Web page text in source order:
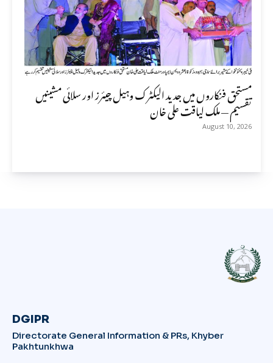
مستحق فنکاروں میں جدید الیکٹرک وہیل چیئرز اور سلائی مشینیں
تقسیم — ملک لیاقت علی خان
August 10, 2026
DGIPR
Directorate General Information & PRs, Khyber
Pakhtunkhwa